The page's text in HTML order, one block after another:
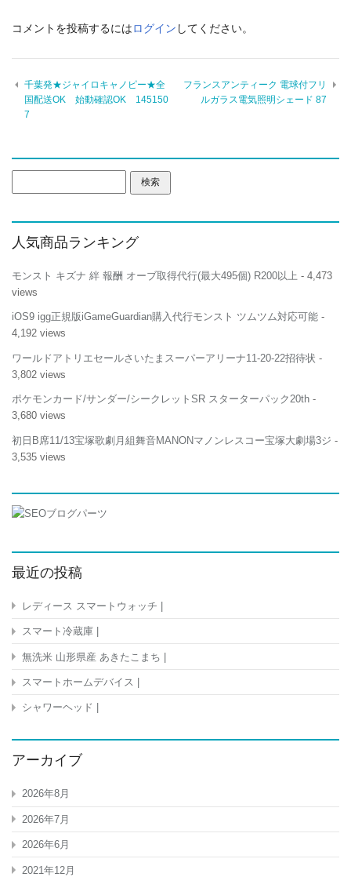
コメントを投稿するにはログイン してください。
千葉発★ジャイロキャノピー★全
国配送OK 始動確認OK 145150
7
フランスアンティーク 電球付フリ
ルガラス電気照明シェード 87
索:
人気商品ランキング
モンスト キズナ 絆 報酬 オーブ取得代行(最大495個) R200以上 - 4,473
views
iOS9 igg正規版iGameGuardian購入代行モンスト ツムツム対応可能 -
4,192 views
ワールドアトリエセールさいたまスーパーアリーナ11-20-22招待状 -
3,802 views
ポケモンカード/サンダー/シークレットSR スターターパック20th -
3,680 views
初日B席11/13宝塚歌劇月組舞音MANONマノンレスコー宝塚大劇場3ジ -
3,535 views
最近の投稿
レディース スマートウォッチ |
スマート冷蔵庫 |
無洗米 山形県産 あきたこまち |
スマートホームデバイス |
シャワーヘッド |
アーカイブ
2026年8月
2026年7月
2026年6月
2021年12月